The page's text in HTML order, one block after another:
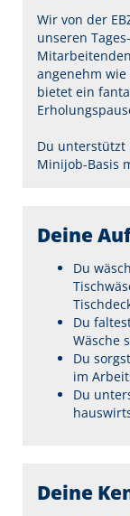
Wir von der
unseren
angenehm
bietet ein
Du unterstützt
Minijob-Basis
Deine
Du
Du
Wäsche
Du
im
Du
Deine